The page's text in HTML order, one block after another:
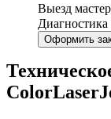
Выезд
Диагностика
Оформить